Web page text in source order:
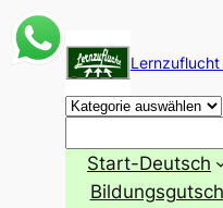
Zum
Inhalt
springen
Start-Deutsch